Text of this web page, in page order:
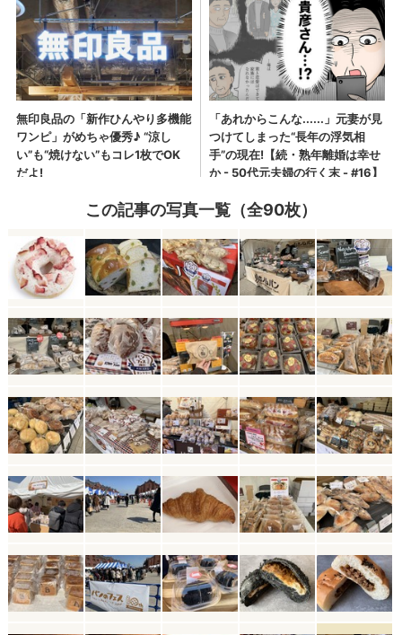
この記事の写真一覧（全90枚）